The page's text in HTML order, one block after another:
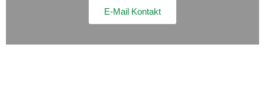
E-Mail Kontakt